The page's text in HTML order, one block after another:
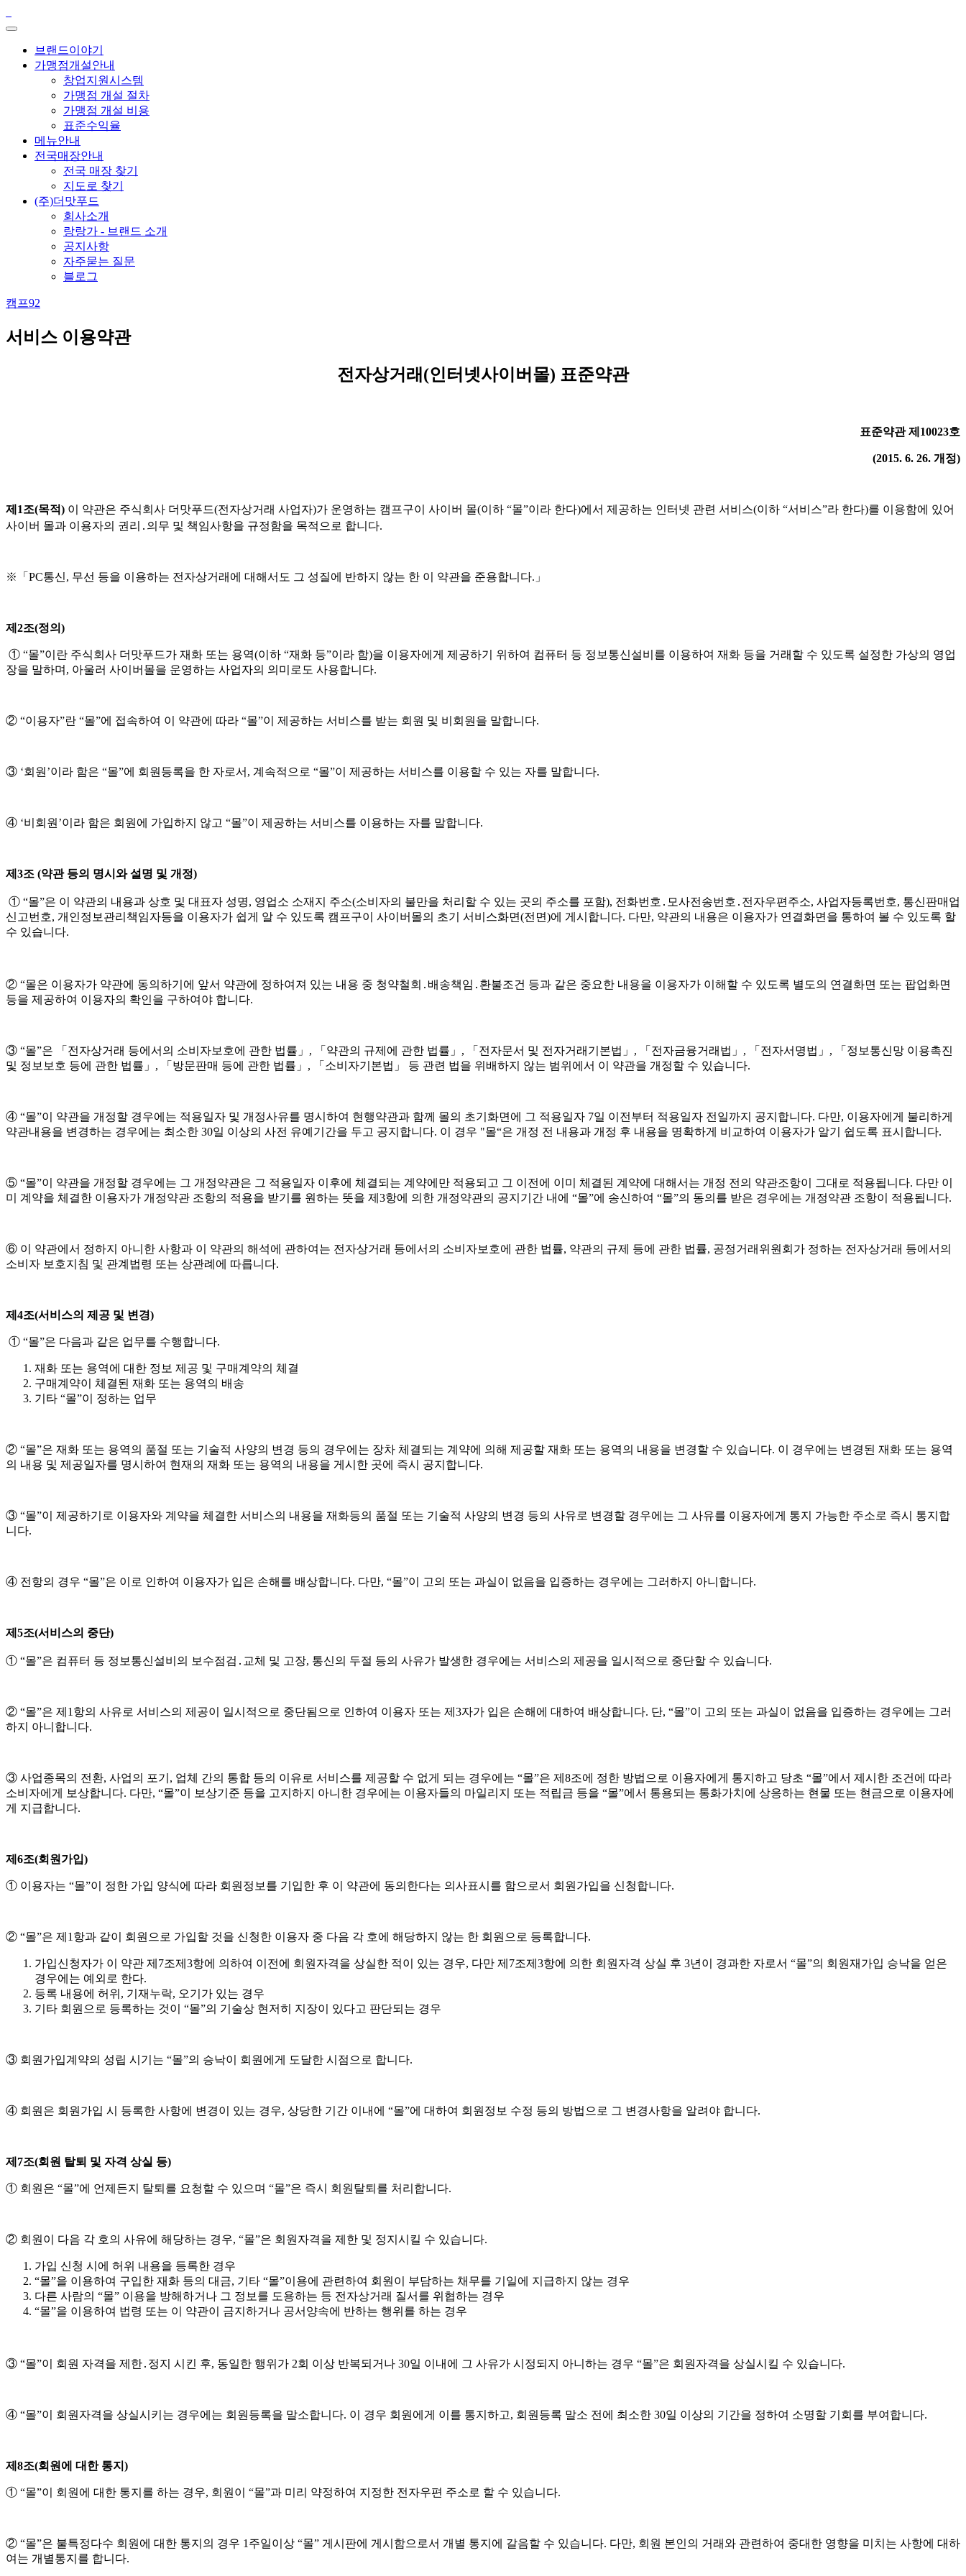
브랜드이야기
가맹점개설안내
창업지원시스템
가맹점 개설 절차
가맹점 개설 비용
표준수익율
메뉴안내
전국매장안내
전국 매장 찾기
지도로 찾기
(주)더맛푸드
회사소개
랑랑가 - 브랜드 소개
공지사항
자주묻는 질문
블로그
캠프92
서비스 이용약관
전자상거래 (인터넷사이버몰) 표준약관
표준약관 제10023호
(2015. 6. 26. 개정)
제1조(목적) 이 약관은 주식회사 더맛푸드(전자상거래 사업자)가 운영하는 캠프구이 사이버 몰(이하 “몰”이라 한다)에서 제공하는 인터넷 관련 서비스(이하 “서비스”라 한다)를 이용함에 있어
사이버 몰과 이용자의 권리․의무 및 책임사항을 규정함을 목적으로 합니다.
※「PC통신, 무선 등을 이용하는 전자상거래에 대해서도 그 성질에 반하지 않는 한 이 약관을 준용합니다.」
제2조(정의)
① “몰”이란 주식회사 더맛푸드가 재화 또는 용역(이하 “재화 등”이라 함)을 이용자에게 제공하기 위하여 컴퓨터 등 정보통신설비를 이용하여 재화 등을 거래할 수 있도록 설정한 가상의 영업
장을 말하며, 아울러 사이버몰을 운영하는 사업자의 의미로도 사용합니다.
② “이용자”란 “몰”에 접속하여 이 약관에 따라 “몰”이 제공하는 서비스를 받는 회원 및 비회원을 말합니다.
③ ‘회원’이라 함은 “몰”에 회원등록을 한 자로서, 계속적으로 “몰”이 제공하는 서비스를 이용할 수 있는 자를 말합니다.
④ ‘비회원’이라 함은 회원에 가입하지 않고 “몰”이 제공하는 서비스를 이용하는 자를 말합니다.
제3조 (약관 등의 명시와 설명 및 개정)
① “몰”은 이 약관의 내용과 상호 및 대표자 성명, 영업소 소재지 주소(소비자의 불만을 처리할 수 있는 곳의 주소를 포함), 전화번호․모사전송번호․전자우편주소, 사업자등록번호, 통신판매업
신고번호, 개인정보관리책임자등을 이용자가 쉽게 알 수 있도록 캠프구이 사이버몰의 초기 서비스화면(전면)에 게시합니다. 다만, 약관의 내용은 이용자가 연결화면을 통하여 볼 수 있도록 할
수 있습니다.
② “몰은 이용자가 약관에 동의하기에 앞서 약관에 정하여져 있는 내용 중 청약철회․배송책임․환불조건 등과 같은 중요한 내용을 이용자가 이해할 수 있도록 별도의 연결화면 또는 팝업화면
등을 제공하여 이용자의 확인을 구하여야 합니다.
③ “몰”은 「전자상거래 등에서의 소비자보호에 관한 법률」, 「약관의 규제에 관한 법률」, 「전자문서 및 전자거래기본법」, 「전자금융거래법」, 「전자서명법」, 「정보통신망 이용촉진
및 정보보호 등에 관한 법률」, 「방문판매 등에 관한 법률」, 「소비자기본법」 등 관련 법을 위배하지 않는 범위에서 이 약관을 개정할 수 있습니다.
④ “몰”이 약관을 개정할 경우에는 적용일자 및 개정사유를 명시하여 현행약관과 함께 몰의 초기화면에 그 적용일자 7일 이전부터 적용일자 전일까지 공지합니다. 다만, 이용자에게 불리하게
약관내용을 변경하는 경우에는 최소한 30일 이상의 사전 유예기간을 두고 공지합니다. 이 경우 "몰“은 개정 전 내용과 개정 후 내용을 명확하게 비교하여 이용자가 알기 쉽도록 표시합니다.
⑤ “몰”이 약관을 개정할 경우에는 그 개정약관은 그 적용일자 이후에 체결되는 계약에만 적용되고 그 이전에 이미 체결된 계약에 대해서는 개정 전의 약관조항이 그대로 적용됩니다. 다만 이
미 계약을 체결한 이용자가 개정약관 조항의 적용을 받기를 원하는 뜻을 제3항에 의한 개정약관의 공지기간 내에 “몰”에 송신하여 “몰”의 동의를 받은 경우에는 개정약관 조항이 적용됩니다.
⑥ 이 약관에서 정하지 아니한 사항과 이 약관의 해석에 관하여는 전자상거래 등에서의 소비자보호에 관한 법률, 약관의 규제 등에 관한 법률, 공정거래위원회가 정하는 전자상거래 등에서의
소비자 보호지침 및 관계법령 또는 상관례에 따릅니다.
제4조(서비스의 제공 및 변경)
① “몰”은 다음과 같은 업무를 수행합니다.
재화 또는 용역에 대한 정보 제공 및 구매계약의 체결
구매계약이 체결된 재화 또는 용역의 배송
기타 “몰”이 정하는 업무
② “몰”은 재화 또는 용역의 품절 또는 기술적 사양의 변경 등의 경우에는 장차 체결되는 계약에 의해 제공할 재화 또는 용역의 내용을 변경할 수 있습니다. 이 경우에는 변경된 재화 또는 용역
의 내용 및 제공일자를 명시하여 현재의 재화 또는 용역의 내용을 게시한 곳에 즉시 공지합니다.
③ “몰”이 제공하기로 이용자와 계약을 체결한 서비스의 내용을 재화등의 품절 또는 기술적 사양의 변경 등의 사유로 변경할 경우에는 그 사유를 이용자에게 통지 가능한 주소로 즉시 통지합
니다.
④ 전항의 경우 “몰”은 이로 인하여 이용자가 입은 손해를 배상합니다. 다만, “몰”이 고의 또는 과실이 없음을 입증하는 경우에는 그러하지 아니합니다.
제5조(서비스의 중단)
① “몰”은 컴퓨터 등 정보통신설비의 보수점검․교체 및 고장, 통신의 두절 등의 사유가 발생한 경우에는 서비스의 제공을 일시적으로 중단할 수 있습니다.
② “몰”은 제1항의 사유로 서비스의 제공이 일시적으로 중단됨으로 인하여 이용자 또는 제3자가 입은 손해에 대하여 배상합니다. 단, “몰”이 고의 또는 과실이 없음을 입증하는 경우에는 그러
하지 아니합니다.
③ 사업종목의 전환, 사업의 포기, 업체 간의 통합 등의 이유로 서비스를 제공할 수 없게 되는 경우에는 “몰”은 제8조에 정한 방법으로 이용자에게 통지하고 당초 “몰”에서 제시한 조건에 따라
소비자에게 보상합니다. 다만, “몰”이 보상기준 등을 고지하지 아니한 경우에는 이용자들의 마일리지 또는 적립금 등을 “몰”에서 통용되는 통화가치에 상응하는 현물 또는 현금으로 이용자에
게 지급합니다.
제6조(회원가입)
① 이용자는 “몰”이 정한 가입 양식에 따라 회원정보를 기입한 후 이 약관에 동의한다는 의사표시를 함으로서 회원가입을 신청합니다.
② “몰”은 제1항과 같이 회원으로 가입할 것을 신청한 이용자 중 다음 각 호에 해당하지 않는 한 회원으로 등록합니다.
가입신청자가 이 약관 제7조제3항에 의하여 이전에 회원자격을 상실한 적이 있는 경우, 다만 제7조제3항에 의한 회원자격 상실 후 3년이 경과한 자로서 “몰”의 회원재가입 승낙을 얻은
경우에는 예외로 한다.
등록 내용에 허위, 기재누락, 오기가 있는 경우
기타 회원으로 등록하는 것이 “몰”의 기술상 현저히 지장이 있다고 판단되는 경우
③ 회원가입계약의 성립 시기는 “몰”의 승낙이 회원에게 도달한 시점으로 합니다.
④ 회원은 회원가입 시 등록한 사항에 변경이 있는 경우, 상당한 기간 이내에 “몰”에 대하여 회원정보 수정 등의 방법으로 그 변경사항을 알려야 합니다.
제7조(회원 탈퇴 및 자격 상실 등)
① 회원은 “몰”에 언제든지 탈퇴를 요청할 수 있으며 “몰”은 즉시 회원탈퇴를 처리합니다.
② 회원이 다음 각 호의 사유에 해당하는 경우, “몰”은 회원자격을 제한 및 정지시킬 수 있습니다.
가입 신청 시에 허위 내용을 등록한 경우
“몰”을 이용하여 구입한 재화 등의 대금, 기타 “몰”이용에 관련하여 회원이 부담하는 채무를 기일에 지급하지 않는 경우
다른 사람의 “몰” 이용을 방해하거나 그 정보를 도용하는 등 전자상거래 질서를 위협하는 경우
“몰”을 이용하여 법령 또는 이 약관이 금지하거나 공서양속에 반하는 행위를 하는 경우
③ “몰”이 회원 자격을 제한․정지 시킨 후, 동일한 행위가 2회 이상 반복되거나 30일 이내에 그 사유가 시정되지 아니하는 경우 “몰”은 회원자격을 상실시킬 수 있습니다.
④ “몰”이 회원자격을 상실시키는 경우에는 회원등록을 말소합니다. 이 경우 회원에게 이를 통지하고, 회원등록 말소 전에 최소한 30일 이상의 기간을 정하여 소명할 기회를 부여합니다.
제8조(회원에 대한 통지)
① “몰”이 회원에 대한 통지를 하는 경우, 회원이 “몰”과 미리 약정하여 지정한 전자우편 주소로 할 수 있습니다.
② “몰”은 불특정다수 회원에 대한 통지의 경우 1주일이상 “몰” 게시판에 게시함으로서 개별 통지에 갈음할 수 있습니다. 다만, 회원 본인의 거래와 관련하여 중대한 영향을 미치는 사항에 대하
여는 개별통지를 합니다.